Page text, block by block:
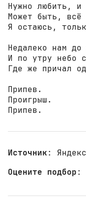
Нужно любить, и
Может быть, всё
Я остаюсь,
Недалеко нам до
И по утру небо
Где же причал
Припев.
Проигрыш.
Припев.
Источник:
Оцените подбор: